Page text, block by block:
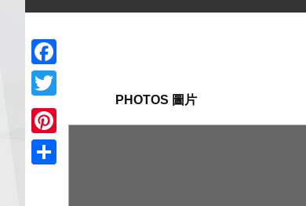
Facebook
Twitter
Pinterest
PHOTOS 圖片